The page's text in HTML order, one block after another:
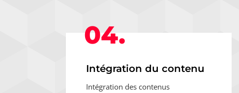
04.
Intégration du contenu
Intégration des contenus